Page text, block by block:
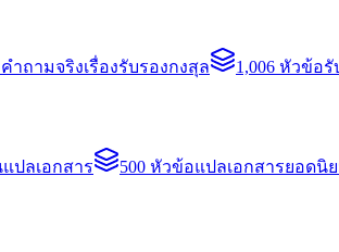
ำถามจริงเรื่องรับรองกงสุล 1,006 หัวข้อ
ปลเอกสาร 500 หัวข้อแปลเอกสารยอดนิ